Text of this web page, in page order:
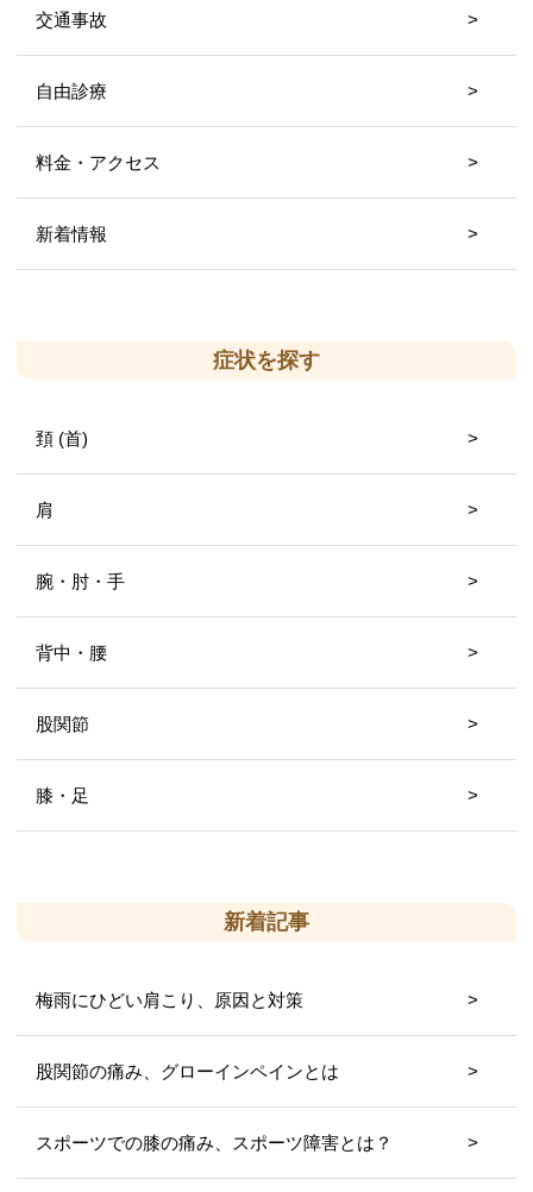
交通事故
自由診療
料金・アクセス
新着情報
症状を探す
頚 (首)
肩
腕・肘・手
背中・腰
股関節
膝・足
新着記事
梅雨にひどい肩こり、原因と対策
股関節の痛み、グローインペインとは
スポーツでの膝の痛み、スポーツ障害とは？